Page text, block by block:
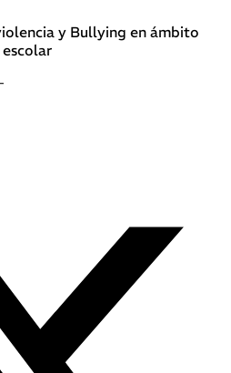
y Bullying en ámbito
escolar